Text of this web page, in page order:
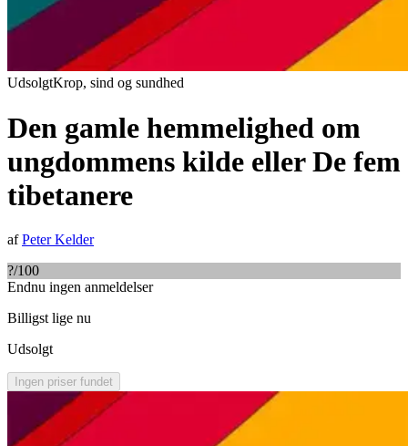
UdsolgtKrop, sind og sundhed
Den gamle hemmelighed om
ungdommens kilde eller De fem
tibetanere
afPeter Kelder
?/100
Endnu ingen anmeldelser
Billigst lige nu
Udsolgt
Ingen priser fundet